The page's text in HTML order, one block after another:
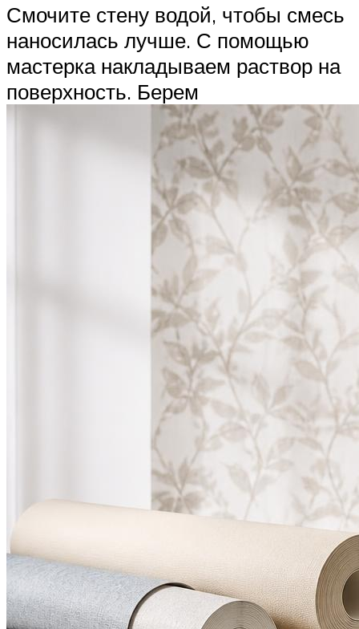
Смочите стену водой, чтобы смесь
наносилась лучше. С помощью
мастерка накладываем раствор на
поверхность. Берем